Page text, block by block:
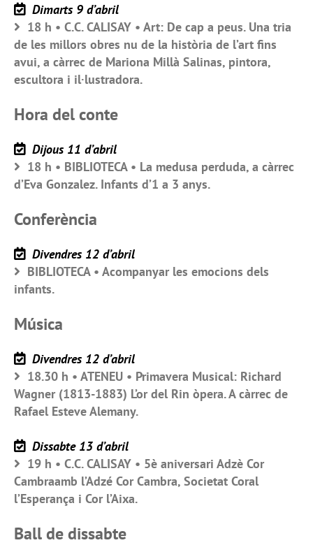
Dimarts 9 d’abril
18 h • C.C. CALISAY • Art: De cap a peus. Una tria
de les millors obres nu de la història de l’art fins
avui, a càrrec de Mariona Millà Salinas, pintora,
escultora i il·lustradora.
Hora del conte
Dijous 11 d’abril
18 h • BIBLIOTECA • La medusa perduda, a càrrec
d’Eva Gonzalez. Infants d’1 a 3 anys.
Conferència
Divendres 12 d’abril
BIBLIOTECA • Acompanyar les emocions dels
infants.
Música
Divendres 12 d’abril
18.30 h • ATENEU • Primavera Musical: Richard
Wagner (1813-1883) L’or del Rin òpera. A càrrec de
Rafael Esteve Alemany.
Dissabte 13 d’abril
19 h • C.C. CALISAY • 5è aniversari Adzè Cor
Cambraamb l’Adzé Cor Cambra, Societat Coral
l’Esperança i Cor l’Aixa.
Ball de dissabte